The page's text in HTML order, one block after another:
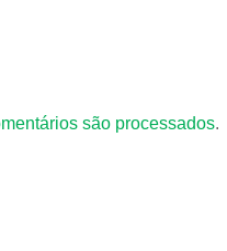
são processados.